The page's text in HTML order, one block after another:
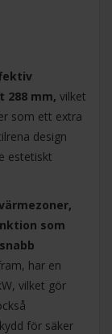
288 mm, vilket
som ett extra
design
estetiskt
som
har en
vilket gör
för säker